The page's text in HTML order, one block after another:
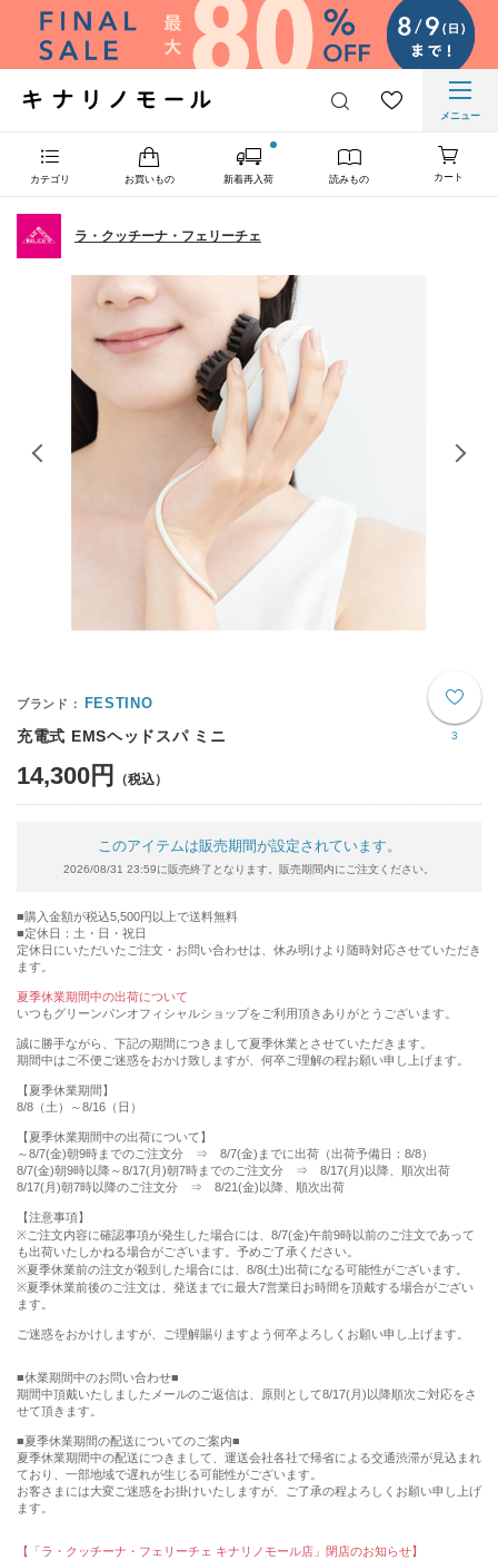
メニュー
カテゴリ お買いもの 新着再入荷 読みもの カート
ラ・クッチーナ・フェリーチェ
3
FESTINO
充電式 EMSヘッドスパ ミニ
14,300円
このアイテムは販売期間が設定されています。
2026/08/31 23:59に販売終了となります。販売期間内にご注文ください。
購入金額が税込5,500円以上で送料無料
定休日：土・日・祝日
定休日にいただいたご注文・お問い合わせは、休み明けより随時対応させていただき
ます。
夏季休業期間中の出荷について
いつもグリーンパンオフィシャルショップをご利用頂きありがとうございます。
誠に勝手ながら、下記の期間につきまして夏季休業とさせていただきます。
期間中はご不便ご迷惑をおかけ致しますが、何卒ご理解の程お願い申し上げます。
【夏季休業期間】
8/8（土）～8/16（日）
【夏季休業期間中の出荷について】
～8/7(金)朝9時までのご注文分 ⇒ 8/7(金)までに出荷（出荷予備日：8/8）
8/7(金)朝9時以降～8/17(月)朝7時までのご注文分 ⇒ 8/17(月)以降、順次出荷
8/17(月)朝7時以降のご注文分 ⇒ 8/21(金)以降、順次出荷
【注意事項】
※ご注文内容に確認事項が発生した場合には、8/7(金)午前9時以前のご注文であって
も出荷いたしかねる場合がございます。予めご了承ください。
※夏季休業前の注文が殺到した場合には、8/8(土)出荷になる可能性がございます。
※夏季休業前後のご注文は、発送までに最大7営業日お時間を頂戴する場合がござい
ます。
ご迷惑をおかけしますが、ご理解賜りますよう何卒よろしくお願い申し上げます。
■休業期間中のお問い合わせ■
期間中頂戴いたしましたメールのご返信は、原則として8/17(月)以降順次ご対応をさ
せて頂きます。
■夏季休業期間の配送についてのご案内■
夏季休業期間中の配送につきまして、運送会社各社で帰省による交通渋滞が見込まれ
ており、一部地域で遅れが生じる可能性がございます。
お客さまには大変ご迷惑をお掛けいたしますが、ご了承の程よろしくお願い申し上げ
ます。
【「ラ・クッチーナ・フェリーチェ キナリノモール店」閉店のお知らせ】